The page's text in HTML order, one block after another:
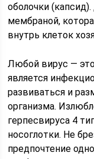
оболочки
мембраной,
внутрь клеток
Любой вирус —
является
развиваться и
организма.
герпесвируса 4
носоглотки. Не
предпочтение